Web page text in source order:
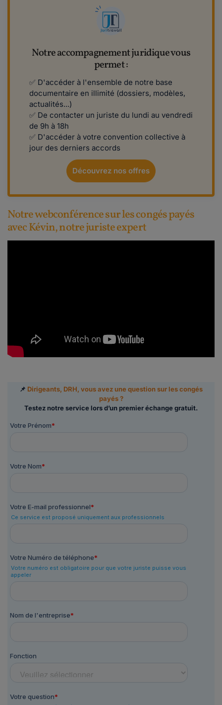
Notre accompagnement juridique vous
permet :
✅ D'accéder à l'ensemble de notre base
documentaire en illimité (dossiers, modèles,
actualités...)
✅ De contacter un juriste du lundi au vendredi
de 9h à 18h
✅ D'accéder à votre convention collective à
jour des derniers accords
Découvrez nos offres
Notre webconférence sur les congés payés
avec Kévin, notre juriste expert
📌 Dirigeants, DRH, vous avez une question sur les congés
payés ?
Testez notre service lors d’un premier échange gratuit.